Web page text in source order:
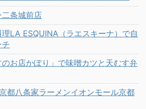
条城前店
LA ESQUINA（ラエスキーナ）で自
お店かぽり」で味噌カツと天むす弁
都八条家ラーメンイオンモール京都